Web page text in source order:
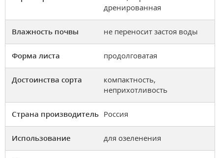
дренированная
Влажность почвы не переносит застоя воды
Форма листа продолговатая
Достоинства сорта
компактность,
неприхотливость
Страна производитель Россия
Использование для озеленения